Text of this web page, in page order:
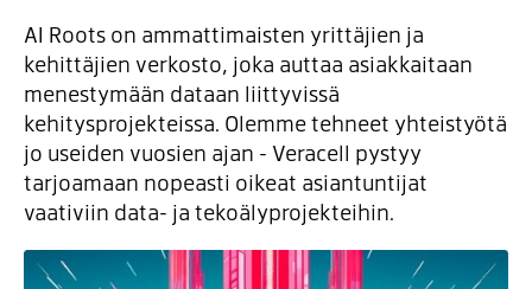
AI Roots on ammattimaisten yrittäjien ja
kehittäjien verkosto, joka auttaa asiakkaitaan
menestymään dataan liittyvissä
kehitysprojekteissa. Olemme tehneet yhteistyötä
jo useiden vuosien ajan - Veracell pystyy
tarjoamaan nopeasti oikeat asiantuntijat
vaativiin data- ja tekoälyprojekteihin.